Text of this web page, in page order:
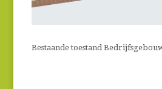
Bestaande toestand